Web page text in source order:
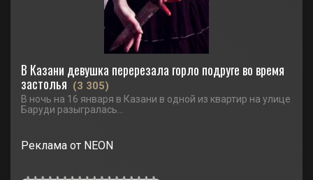
В Казани девушка перерезала горло подруге во время
застолья (3 305)
В ночь на 16 января в Казани в одной из квартир на улице
Баруди разыгралась...
Реклама от NEON